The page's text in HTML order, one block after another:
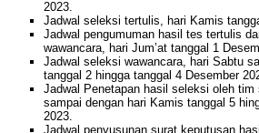
2023.
Jadwal seleksi tertulis, hari Kamis
Jadwal pengumuman hasil tes tertulis
wawancara, hari Jum’at tanggal 1
Jadwal seleksi wawancara, hari Sabtu
tanggal 2 hingga tanggal 4 Desember
Jadwal Penetapan hasil seleksi oleh
sampai dengan hari Kamis tanggal 5
2023.
Jadwal penyusunan surat keputusan